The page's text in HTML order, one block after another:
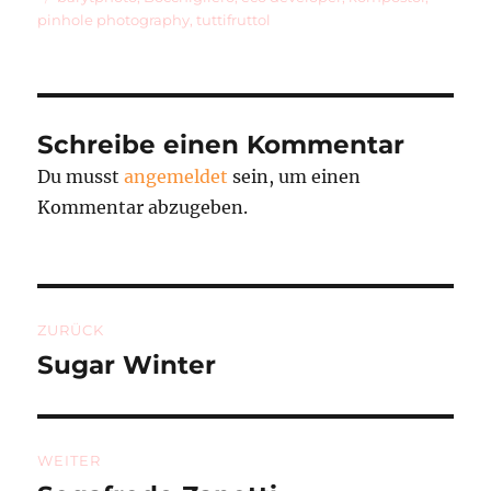
pinhole photography ,tuttifruttol
Schreibe einen Kommentar
Du musstangemeldet sein, um einen
Kommentar abzugeben.
ZURÜCK
Vorheriger
Sugar Winter
WEITER